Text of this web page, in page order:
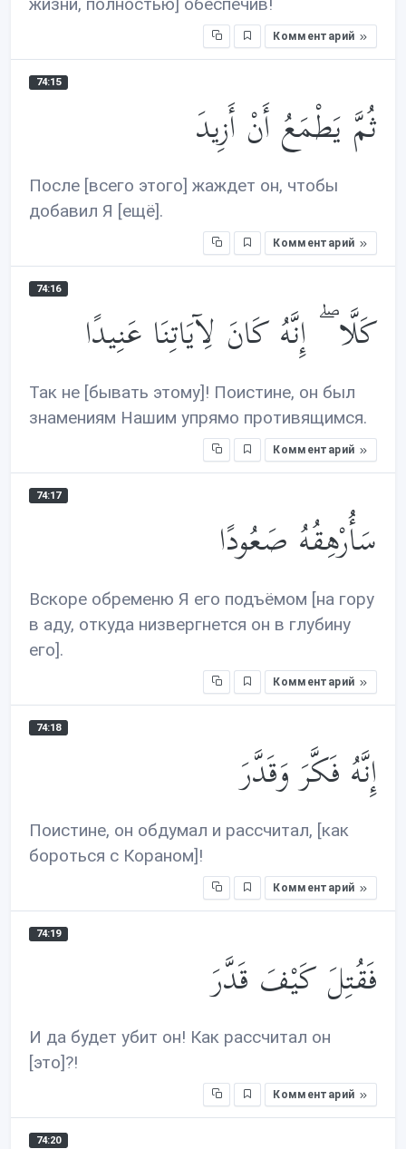
жизни, полностью] обеспечив!
Комментарий
74:15
ثُمَّ يَطْمَعُ أَنْ أَزِيدَ
После [всего этого] жаждет он, чтобы
добавил Я [ещё].
Комментарий
74:16
كَلَّا ۖ إِنَّهُ كَانَ لِآيَاتِنَا عَنِيدًا
Так не [бывать этому]! Поистине, он был
знамениям Нашим упрямо противящимся.
Комментарий
74:17
سَأُرْهِقُهُ صَعُودًا
Вскоре обременю Я его подъёмом [на гору
в аду, откуда низвергнется он в глубину
его].
Комментарий
74:18
إِنَّهُ فَكَّرَ وَقَدَّرَ
Поистине, он обдумал и рассчитал, [как
бороться с Кораном]!
Комментарий
74:19
فَقُتِلَ كَيْفَ قَدَّرَ
И да будет убит он! Как рассчитал он
[это]?!
Комментарий
74:20